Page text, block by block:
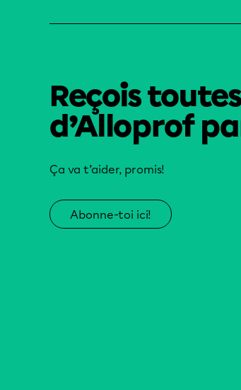
Reçois
d’Alloprof
Ça va t’aider, promis!
Abonne-toi ici!